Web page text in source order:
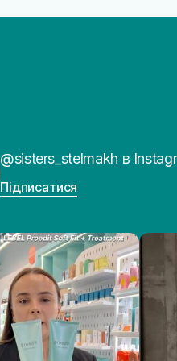
@sisters_stelmakh в
Підписатися